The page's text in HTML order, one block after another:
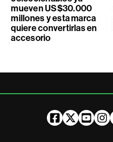
mueven US$30.000
millones y esta marca
quiere convertirlas en
accesorio